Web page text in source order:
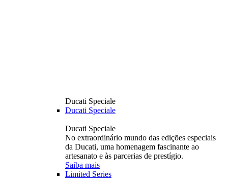
Ducati Speciale
Ducati Speciale
Ducati Speciale
No extraordinário mundo das edições especiais
da Ducati, uma homenagem fascinante ao
artesanato e às parcerias de prestígio.
Saiba mais
Limited Series